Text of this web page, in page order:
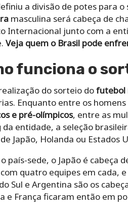
a divisão de potes para
masculina será cabeça de
Internacional junto com a
Veja quem o Brasil pode
funciona o
do sorteio dofutebol
Enquanto entre os
e pré-olímpicos, entre as
da entidade, a seleção
Japão, Holanda ou Estados
o país-sede, o Japão é
quatro equipes em cada,
Sul e Argentina são os
e França ficaram então em